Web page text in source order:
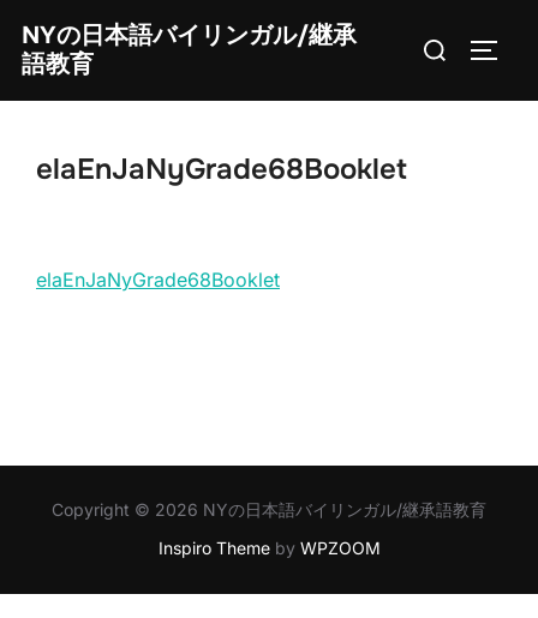
content
NYの日本語バイリンガル/継承
語教育
Search
elaEnJaNyGrade68Booklet
elaEnJaNyGrade68Booklet
Copyright © 2026 NYの日本語バイリンガル/継承語教育
Inspiro Themeby WPZOOM